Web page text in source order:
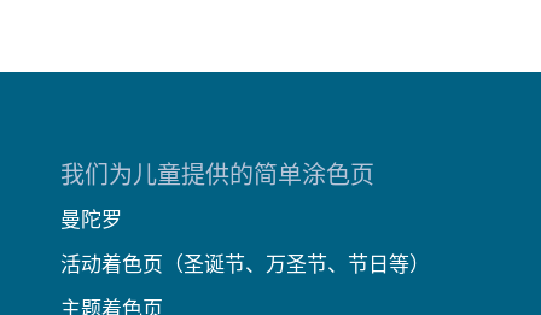
我们为儿童提供的简单涂色页
曼陀罗
活动着色页（圣诞节、万圣节、节日等）
主题着色页